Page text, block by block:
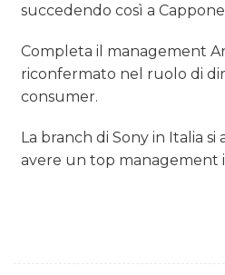
succedendo così a
Completa il management
riconfermato nel ruolo di
consumer.
La branch di Sony in Italia
avere un top management